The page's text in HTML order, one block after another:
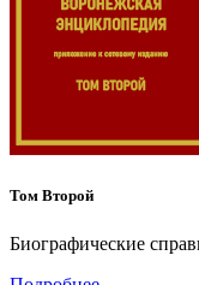
Том Второй
Биографические